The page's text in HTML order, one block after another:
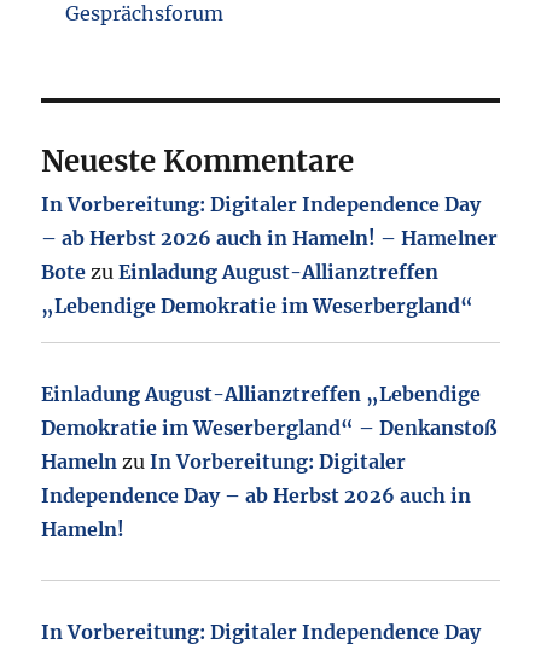
Gesprächsforum
Neueste Kommentare
In Vorbereitung: Digitaler Independence Day
– ab Herbst 2026 auch in Hameln! – Hamelner
Bote zuEinladung August-Allianztreffen
„Lebendige Demokratie im Weserbergland“
Einladung August-Allianztreffen „Lebendige
Demokratie im Weserbergland“ – Denkanstoß
Hameln zuIn Vorbereitung: Digitaler
Independence Day – ab Herbst 2026 auch in
Hameln!
In Vorbereitung: Digitaler Independence Day